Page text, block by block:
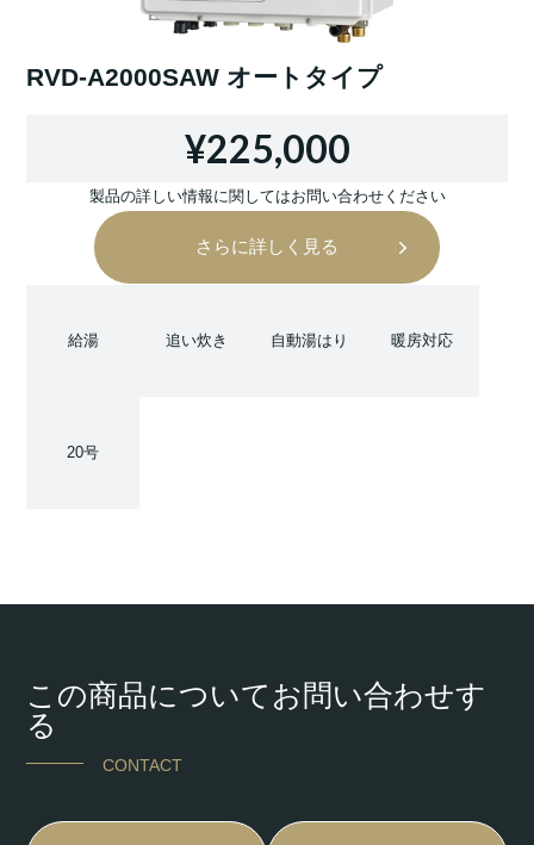
RVD-A2000SAW オートタイプ
¥225,000
製品の詳しい情報に関してはお問い合わせください
さらに詳しく見る
給湯 追い炊き 自動湯はり 暖房対応
20号
この商品についてお問い合わせす
る
CONTACT